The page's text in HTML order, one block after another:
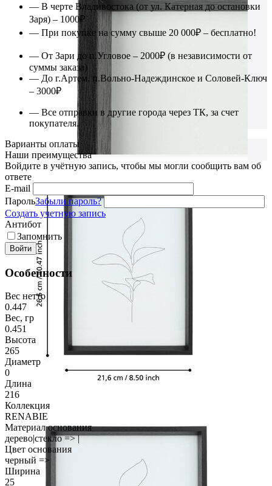
— В черте Владивостока (от ул. Катерная до остановки
Заря) – 1000₽
— При покупке на сумму свыше 20 000₽ – бесплатно!
— От Зари до п.Угловое – 2000₽ (в независимости от
суммы заказа)
— До г.Артем, п.Вольно-Надеждинское и Соловей-Ключ
– 3000₽
— Все отправки в другие города через ТК, за счет
покупателя.
Варианты оплаты
Наши преимущества
Войдите в учётную запись, чтобы мы могли сообщить вам об
ответе
E-mail
ПарольЗабыли пароль?
Создать учетную запись
Антибот
Запомнить
Войти
Особенности
Вес нетто
0.447
Вес, гр
0.451
Высота
265
Диаметр
0
Длина
216
Коллекция
RENABIE
Материал основания
дерево|стекло => |
Цвет основания
черный =>
Ширина
25